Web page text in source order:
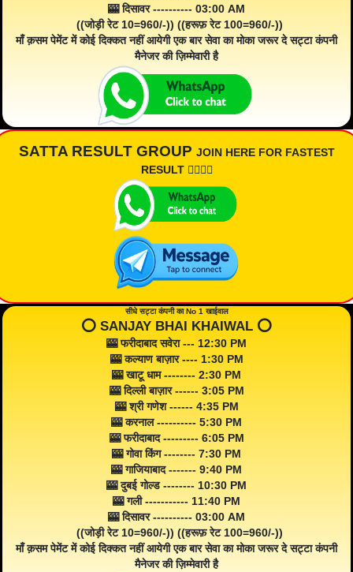
🎰 दिसावर ---------- 03:00 AM
((जोड़ी रेट 10=960/-)) ((हरूफ़ रेट 100=960/-))
माँ क़सम पेमेंट में कोई दिक्कत नहीं आयेगी एक बार सेवा का मोका जरूर दे सट्टा कंपनी
मैनेजर की ज़िम्मेवारी है
SATTA RESULT GROUP JOIN HERE FOR FASTEST
RESULT 👇🏾👇🏾
सीधे सट्टा कंपनी का No 1 खाईवाल
⭕️ SANJAY BHAI KHAIWAL ⭕️
🎰 फरीदाबाद सवेरा --- 12:30 PM
🎰 कल्याण बाज़ार ---- 1:30 PM
🎰 खाटू धाम -------- 2:30 PM
🎰 दिल्ली बाज़ार ------ 3:05 PM
🎰 श्री गणेश ------ 4:35 PM
🎰 करनाल ---------- 5:30 PM
🎰 फरीदाबाद --------- 6:05 PM
🎰 गोवा किंग -------- 7:30 PM
🎰 गाजियाबाद ------- 9:40 PM
🎰 दुबई गोल्ड -------- 10:30 PM
🎰 गली ----------- 11:40 PM
🎰 दिसावर ---------- 03:00 AM
((जोड़ी रेट 10=960/-)) ((हरूफ़ रेट 100=960/-))
माँ क़सम पेमेंट में कोई दिक्कत नहीं आयेगी एक बार सेवा का मोका जरूर दे सट्टा कंपनी
मैनेजर की ज़िम्मेवारी है